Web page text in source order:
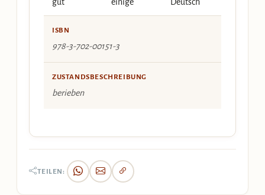
ISBN
978-3-702-00151-3
ZUSTANDSBESCHREIBUNG
berieben
TEILEN: